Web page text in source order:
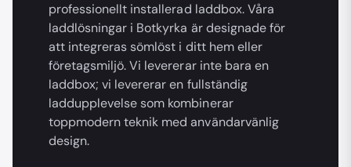
professionellt installerad laddbox. Våra
laddlösningar i Botkyrka är designade för
att integreras sömlöst i ditt hem eller
företagsmiljö. Vi levererar inte bara en
laddbox; vi levererar en fullständig
laddupplevelse som kombinerar
toppmodern teknik med användarvänlig
design.